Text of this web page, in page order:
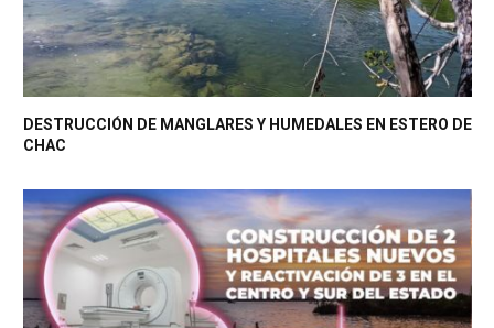
DESTRUCCIÓN DE MANGLARES Y HUMEDALES EN ESTERO DE
CHAC